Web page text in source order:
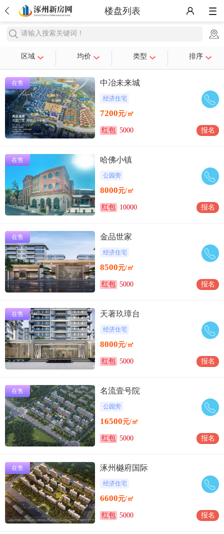
楼盘列表
请输入搜索关键词！
区域 均价 类型 排序
在售 中冶未来城
经济住宅
7200元/㎡
红包 5000 报名
在售 哈佛小镇
公园旁
8000元/㎡
红包 10000 报名
在售 金品世家
经济住宅
8500元/㎡
红包 5000 报名
在售 天著玖璋台
经济住宅
8000元/㎡
红包 5000 报名
在售 名流壹号院
公园旁
16500元/㎡
红包 5000 报名
在售 涿州樾府国际
经济住宅
6600元/㎡
红包 5000 报名